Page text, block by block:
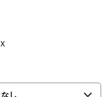
し